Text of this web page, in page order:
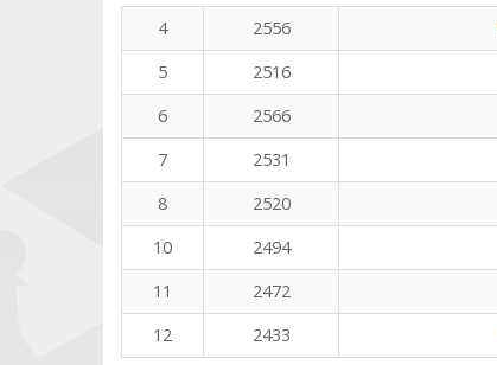
4
2556
5
2516
6
2566
7
2531
8
2520
10
2494
11
2472
12
2433